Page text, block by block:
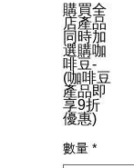
購買全
店產品
同時加
選購咖
啡豆-
(咖啡豆
產品即
享9折
優惠)
數量 *